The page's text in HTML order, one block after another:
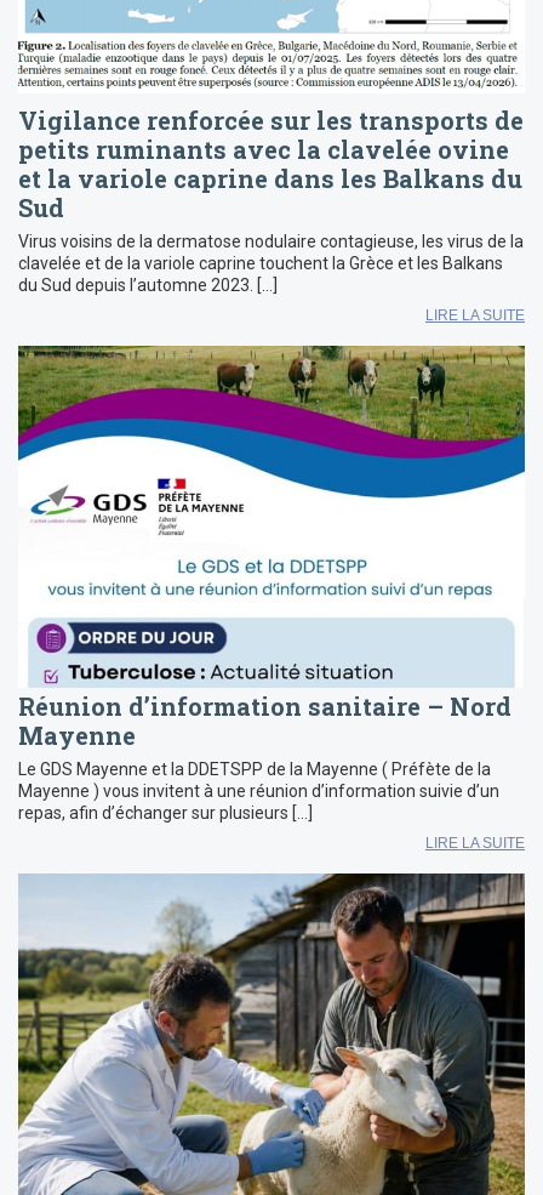
Vigilance renforcée sur les transports de
petits ruminants avec la clavelée ovine
et la variole caprine dans les Balkans du
Sud
Virus voisins de la dermatose nodulaire contagieuse, les virus de la
clavelée et de la variole caprine touchent la Grèce et les Balkans
du Sud depuis l’automne 2023. […]
LIRE LA SUITE
Réunion d’information sanitaire – Nord
Mayenne
Le GDS Mayenne et la DDETSPP de la Mayenne ( Préfète de la
Mayenne ) vous invitent à une réunion d’information suivie d’un
repas, afin d’échanger sur plusieurs […]
LIRE LA SUITE